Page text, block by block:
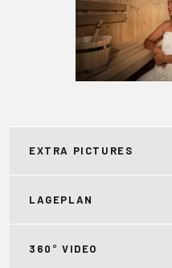
EXTRA PICTURES
LAGEPLAN
360° VIDEO